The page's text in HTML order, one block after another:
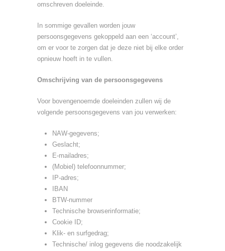
omschreven doeleinde.
In sommige gevallen worden jouw
persoonsgegevens gekoppeld aan een ‘account’,
om er voor te zorgen dat je deze niet bij elke order
opnieuw hoeft in te vullen.
Omschrijving van de persoonsgegevens
Voor bovengenoemde doeleinden zullen wij de
volgende persoonsgegevens van jou verwerken:
NAW-gegevens;
Geslacht;
E-mailadres;
(Mobiel) telefoonnummer;
IP-adres;
IBAN
BTW-nummer
Technische browserinformatie;
Cookie ID;
Klik- en surfgedrag;
Technische/ inlog gegevens die noodzakelijk